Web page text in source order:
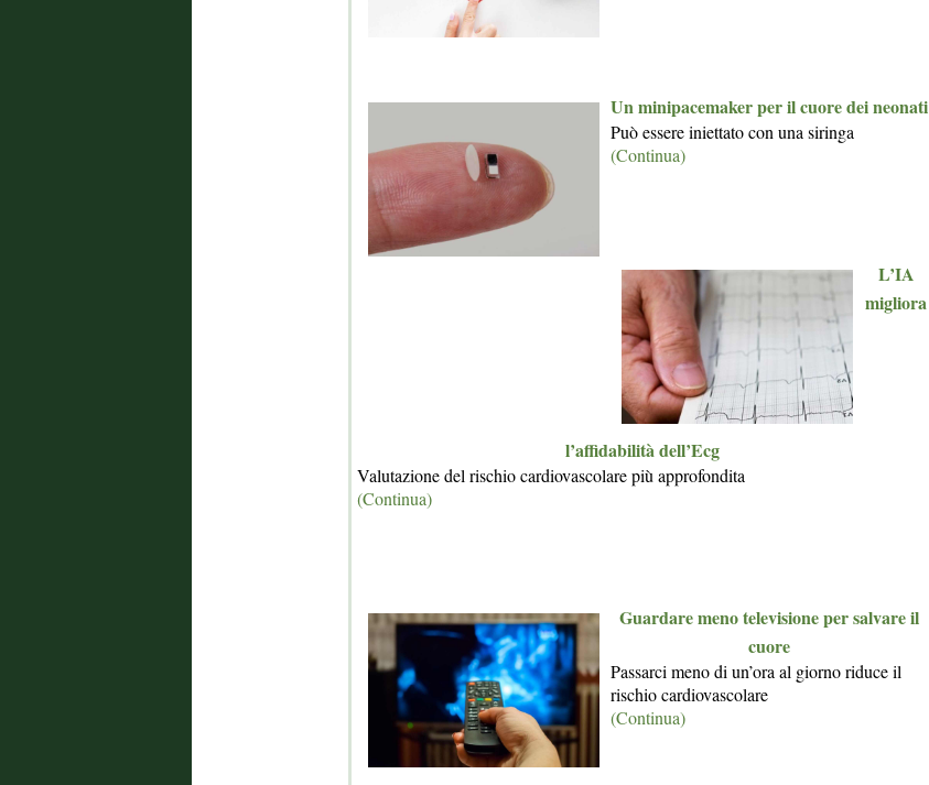
Un minipacemaker per il cuore dei neonati
Può essere iniettato con una siringa
(Continua)
L’IA
migliora
l’affidabilità dell’Ecg
Valutazione del rischio cardiovascolare più approfondita
(Continua)
Guardare meno televisione per salvare il
cuore
Passarci meno di un’ora al giorno riduce il
rischio cardiovascolare
(Continua)